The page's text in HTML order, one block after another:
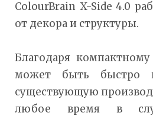
ColourBrain X-Side 4.0
от декора и структуры.
Благодаря
может быть быстро
существующую
любое время в